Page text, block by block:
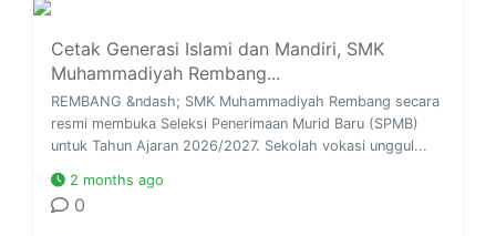
Cetak Generasi Islami dan Mandiri, SMK
Muhammadiyah Rembang...
REMBANG &ndash; SMK Muhammadiyah Rembang secara
resmi membuka Seleksi Penerimaan Murid Baru (SPMB)
untuk Tahun Ajaran 2026/2027. Sekolah vokasi unggul...
2 months ago
0